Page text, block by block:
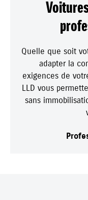
Quelle que soit
adapter la
exigences de
LLD vous
sans